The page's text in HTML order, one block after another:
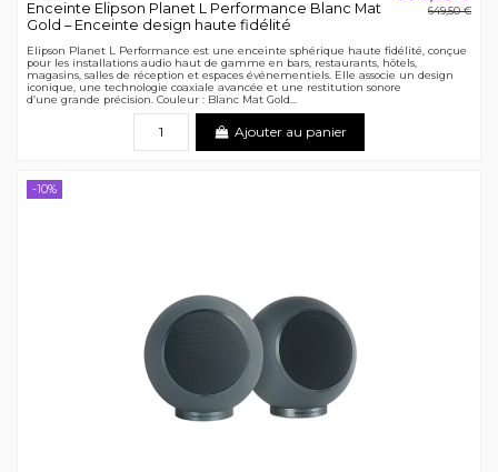
Enceinte Elipson Planet L Performance Blanc Mat
Gold – Enceinte design haute fidélité
649,50 €
Elipson Planet L Performance est une enceinte sphérique haute fidélité, conçue
pour les installations audio haut de gamme en bars, restaurants, hôtels,
magasins, salles de réception et espaces événementiels. Elle associe un design
iconique, une technologie coaxiale avancée et une restitution sonore
d’une grande précision. Couleur : Blanc Mat Gold...
Ajouter au panier
-10%